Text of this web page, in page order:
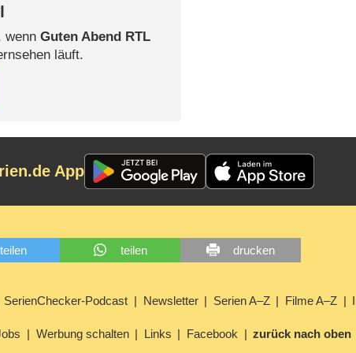
wenn Guten Abend RTL
läuft.
App
teilen teilen drucken
SerienChecker-Podcast Newsletter Serien A–Z Filme A–Z
Werbung schalten Links Facebook zurück nach oben